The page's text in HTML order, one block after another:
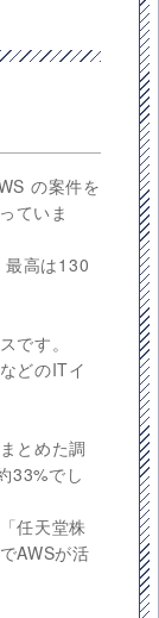
の案件を
ていま
最高は130
です。
どのITイ
とめた調
33%でし
任天堂株
AWSが活